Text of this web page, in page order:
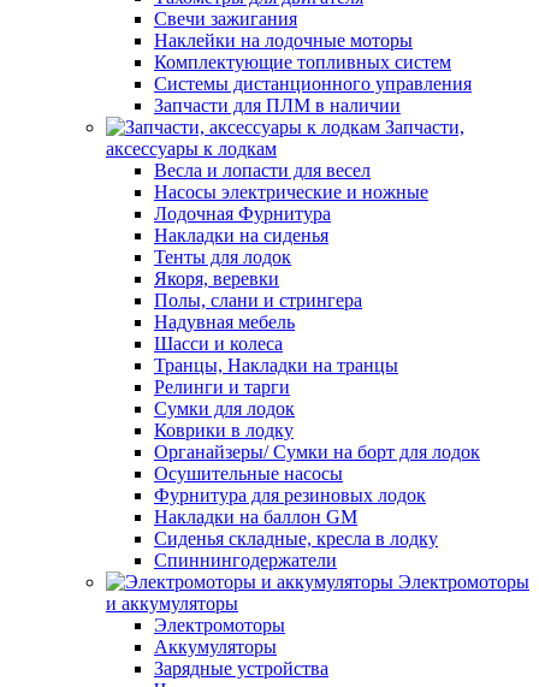
Свечи зажигания
Наклейки на лодочные моторы
Комплектующие топливных систем
Системы дистанционного управления
Запчасти для ПЛМ в наличии
Запчасти,
аксессуары к лодкам
Весла и лопасти для весел
Насосы электрические и ножные
Лодочная Фурнитура
Накладки на сиденья
Тенты для лодок
Якоря, веревки
Полы, слани и стрингера
Надувная мебель
Шасси и колеса
Транцы, Накладки на транцы
Релинги и тарги
Сумки для лодок
Коврики в лодку
Органайзеры/ Сумки на борт для лодок
Осушительные насосы
Фурнитура для резиновых лодок
Накладки на баллон GM
Сиденья складные, кресла в лодку
Спиннингодержатели
Электромоторы
и аккумуляторы
Электромоторы
Аккумуляторы
Зарядные устройства